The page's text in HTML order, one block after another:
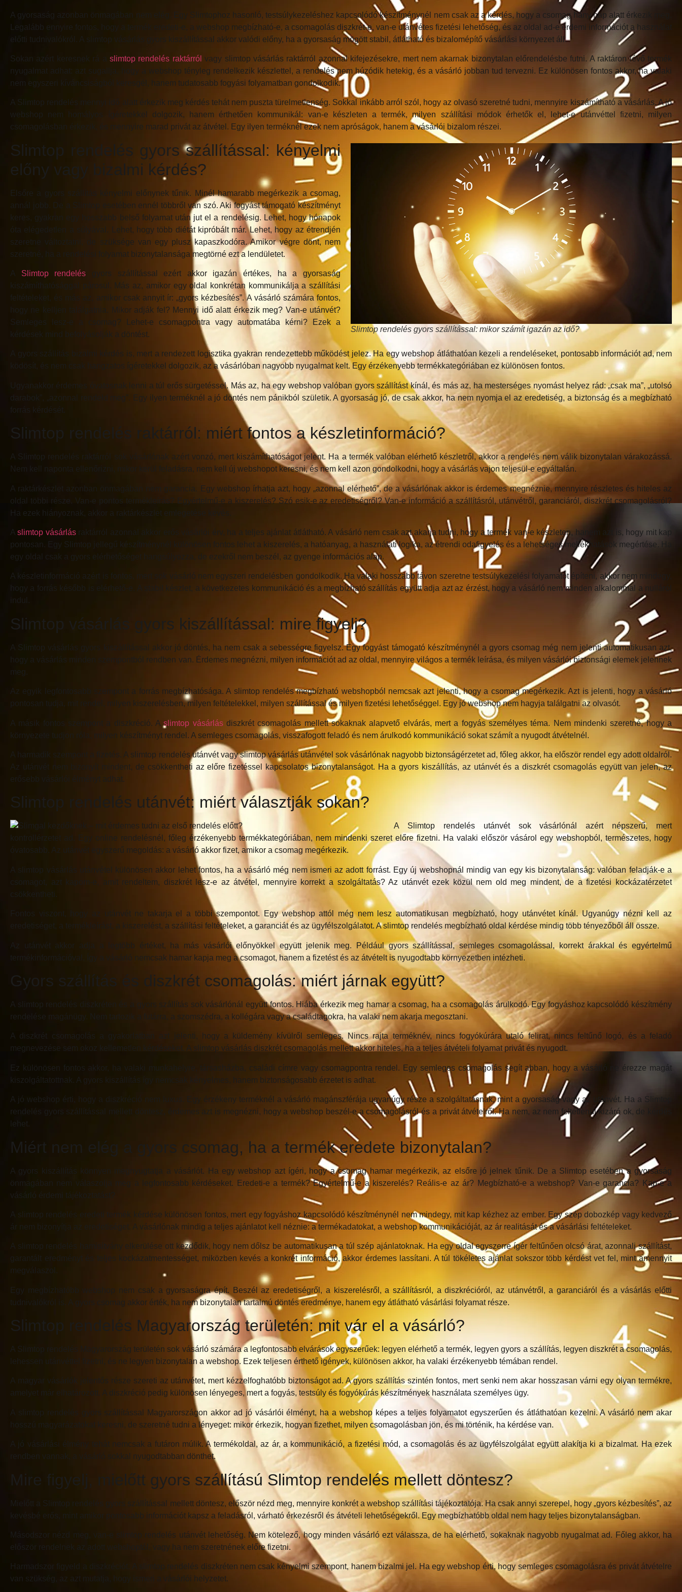
A gyorsaság azonban önmagában nem elég. Egy Slimtophoz hasonló, testsúlykezeléshez kapcsolódó készítménynél nem csak az a kérdés, hogy a csomag hány nap alatt érkezik meg.
Legalább ennyire fontos, hogy a termék eredeti-e, a webshop megbízható-e, a csomagolás diszkrét-e, van-e utánvétes fizetési lehetőség, és az oldal ad-e érdemi információt a használat
előtti tudnivalókról. A slimtop vásárlás gyors kiszállítással akkor valódi előny, ha a gyorsaság mögött stabil, átlátható és bizalomépítő vásárlási környezet áll.
Sokan azért keresnek rá a slimtop rendelés raktárról vagy slimtop vásárlás raktárról azonnal kifejezésekre, mert nem akarnak bizonytalan előrendelésbe futni. A raktáron lévő termék
nyugalmat adhat: azt sugallja, hogy a webshop tényleg rendelkezik készlettel, a rendelés nem húzódik hetekig, és a vásárló jobban tud tervezni. Ez különösen fontos akkor, ha valaki
nem egyszeri kíváncsiságból keresgél, hanem tudatosabb fogyási folyamatban gondolkodik.
A Slimtop rendelés mennyi idő alatt érkezik meg kérdés tehát nem puszta türelmetlenség. Sokkal inkább arról szól, hogy az olvasó szeretné tudni, mennyire kiszámítható a vásárlás. A jó
webshop nem homályos ígéretekkel dolgozik, hanem érthetően kommunikál: van-e készleten a termék, milyen szállítási módok érhetők el, lehet-e utánvéttel fizetni, milyen
csomagolásban érkezik, és mennyire marad privát az átvétel. Egy ilyen terméknél ezek nem apróságok, hanem a vásárlói bizalom részei.
Slimtop rendelés gyors szállítással: mikor számít igazán az idő?
Slimtop rendelés gyors szállítással: kényelmi
előny vagy bizalmi kérdés?
Elsőre a gyors szállítás kényelmi előnynek tűnik. Minél hamarabb megérkezik a csomag,
annál jobb. De a Slimtop esetében ennél többről van szó. Aki fogyást támogató készítményt
keres, gyakran egy hosszabb belső folyamat után jut el a rendelésig. Lehet, hogy hónapok
óta elégedetlen a súlyával. Lehet, hogy több diétát kipróbált már. Lehet, hogy az étrendjén
szeretne változtatni, de szüksége van egy plusz kapaszkodóra. Amikor végre dönt, nem
szeretné, ha a rendelési folyamat bizonytalansága megtörné ezt a lendületet.
A Slimtop rendelés gyors szállítással ezért akkor igazán értékes, ha a gyorsaság
kiszámíthatósággal párosul. Más az, amikor egy oldal konkrétan kommunikálja a szállítási
feltételeket, és más az, amikor csak annyit ír: „gyors kézbesítés”. A vásárló számára fontos,
hogy ne kelljen találgatnia. Mikor adják fel? Mennyi idő alatt érkezik meg? Van-e utánvét?
Semleges lesz-e a csomag? Lehet-e csomagpontra vagy automatába kérni? Ezek a
kérdések mind befolyásolják a döntést.
A gyors szállítás bizalmi kérdés is, mert a rendezett logisztika gyakran rendezettebb működést jelez. Ha egy webshop átláthatóan kezeli a rendeléseket, pontosabb információt ad, nem
ködösít, és nem csak hangzatos ígéretekkel dolgozik, az a vásárlóban nagyobb nyugalmat kelt. Egy érzékenyebb termékkategóriában ez különösen fontos.
Ugyanakkor érdemes óvatosnak lenni a túl erős sürgetéssel. Más az, ha egy webshop valóban gyors szállítást kínál, és más az, ha mesterséges nyomást helyez rád: „csak ma”, „utolsó
darabok”, „azonnal rendeld meg”. Egy ilyen terméknél a jó döntés nem pánikból születik. A gyorsaság jó, de csak akkor, ha nem nyomja el az eredetiség, a biztonság és a megbízható
forrás kérdését.
Slimtop rendelés raktárról: miért fontos a készletinformáció?
A Slimtop rendelés raktárról sok vásárlónak azért vonzó, mert kiszámíthatóságot jelent. Ha a termék valóban elérhető készletről, akkor a rendelés nem válik bizonytalan várakozássá.
Nem kell naponta ellenőrizni, mikor kerül feladásra, nem kell új webshopot keresni, és nem kell azon gondolkodni, hogy a vásárlás vajon teljesül-e egyáltalán.
A raktárkészlet azonban önmagában nem garancia. Egy webshop írhatja azt, hogy „azonnal elérhető”, de a vásárlónak akkor is érdemes megnéznie, mennyire részletes és hiteles az
oldal többi része. Van-e pontos termékleírás? Egyértelmű-e a kiszerelés? Szó esik-e az eredetiségről? Van-e információ a szállításról, utánvétről, garanciáról, diszkrét csomagolásról?
Ha ezek hiányoznak, akkor a raktárkészlet emlegetése kevés.
Aslimtop vásárlásraktárról azonnal akkor erős vásárlói érv, ha a teljes ajánlat átlátható. A vásárló nem csak azt akarja tudni, hogy a termék van-e készleten, hanem azt is, hogy mit kap
pontosan. Egy Slimtop jellegű készítménynél különösen fontos lehet a kiszerelés, a hatóanyag, a használati logika, az étrendi odafigyelés és a lehetséges mellékhatások megértése. Ha
egy oldal csak a gyors elérhetőséget hangsúlyozza, de ezekről nem beszél, az gyenge információs alap.
A készletinformáció azért is fontos, mert sok vásárló nem egyszeri rendelésben gondolkodik. Ha valaki hosszabb távon szeretne testsúlykezelési folyamatot építeni, akkor nem mindegy,
hogy a forrás később is elérhető-e. A stabil készlet, a következetes kommunikáció és a megbízható szállítás együtt adja azt az érzést, hogy a vásárló nem minden alkalommal a nulláról
indul.
Slimtop vásárlás gyors kiszállítással: mire figyelj?
A Slimtop vásárlás gyors kiszállítással akkor jó döntés, ha nem csak a sebességre figyelsz. Egy fogyást támogató készítménynél a gyors csomag még nem jelenti automatikusan azt,
hogy a vásárlás minden szempontból rendben van. Érdemes megnézni, milyen információt ad az oldal, mennyire világos a termék leírása, és milyen vásárlói biztonsági elemek jelennek
meg.
Az egyik legfontosabb szempont a forrás megbízhatósága. A slimtop rendelés megbízható webshopból nemcsak azt jelenti, hogy a csomag megérkezik. Azt is jelenti, hogy a vásárló
pontosan tudja, mit rendel, milyen kiszerelésben, milyen feltételekkel, milyen szállítással és milyen fizetési lehetőséggel. Egy jó webshop nem hagyja találgatni az olvasót.
A másik fontos szempont a diszkréció. Aslimtop vásárlásdiszkrét csomagolás mellett sokaknak alapvető elvárás, mert a fogyás személyes téma. Nem mindenki szeretné, hogy a
környezete tudjon róla, milyen készítményt rendel. A semleges csomagolás, visszafogott feladó és nem árulkodó kommunikáció sokat számít a nyugodt átvételnél.
A harmadik szempont a fizetés. A slimtop rendelés utánvét vagy slimtop vásárlás utánvétel sok vásárlónak nagyobb biztonságérzetet ad, főleg akkor, ha először rendel egy adott oldalról.
Az utánvét nem bizonyít mindent, de csökkentheti az előre fizetéssel kapcsolatos bizonytalanságot. Ha a gyors kiszállítás, az utánvét és a diszkrét csomagolás együtt van jelen, az
erősebb vásárlói élményt adhat.
Slimtop rendelés utánvét: miért választják sokan?
A Slimtop rendelés utánvét sok vásárlónál azért népszerű, mert
kontrollérzetet ad. Egy online rendelésnél, főleg érzékenyebb termékkategóriában, nem mindenki szeret előre fizetni. Ha valaki először vásárol egy webshopból, természetes, hogy
óvatosabb. Az utánvét egyszerű megoldás: a vásárló akkor fizet, amikor a csomag megérkezik.
A slimtop vásárlás utánvétel különösen akkor lehet fontos, ha a vásárló még nem ismeri az adott forrást. Egy új webshopnál mindig van egy kis bizonytalanság: valóban feladják-e a
csomagot, azt kapom-e, amit rendeltem, diszkrét lesz-e az átvétel, mennyire korrekt a szolgáltatás? Az utánvét ezek közül nem old meg mindent, de a fizetési kockázatérzetet
csökkentheti.
Fontos viszont, hogy az utánvét ne takarja el a többi szempontot. Egy webshop attól még nem lesz automatikusan megbízható, hogy utánvétet kínál. Ugyanúgy nézni kell az
eredetiséget, a termékleírást, a kiszerelést, a szállítási feltételeket, a garanciát és az ügyfélszolgálatot. A slimtop rendelés megbízható oldal kérdése mindig több tényezőből áll össze.
Az utánvét akkor adja a legtöbb értéket, ha más vásárlói előnyökkel együtt jelenik meg. Például gyors szállítással, semleges csomagolással, korrekt árakkal és egyértelmű
termékinformációval. Így a vásárló nemcsak hamar kapja meg a csomagot, hanem a fizetést és az átvételt is nyugodtabb környezetben intézheti.
Gyors szállítás és diszkrét csomagolás: miért járnak együtt?
A slimtop rendelés diszkréten és a gyors szállítás sok vásárlónál együtt fontos. Hiába érkezik meg hamar a csomag, ha a csomagolás árulkodó. Egy fogyáshoz kapcsolódó készítmény
rendelése magánügy. Nem tartozik a futárra, a szomszédra, a kollégára vagy a családtagokra, ha valaki nem akarja megosztani.
A diszkrét csomagolás a gyakorlatban azt jelenti, hogy a küldemény kívülről semleges. Nincs rajta terméknév, nincs fogyókúrára utaló felirat, nincs feltűnő logó, és a feladó
megnevezése sem okoz kellemetlen kérdéseket. A slimtop vásárlás diszkrét csomagolás mellett akkor hiteles, ha a teljes átvételi folyamat privát és nyugodt.
Ez különösen fontos akkor, ha valaki munkahelyre, társasházba, családi címre vagy csomagpontra rendel. Egy semleges csomagolás segít abban, hogy a vásárló ne érezze magát
kiszolgáltatottnak. A gyors kiszállítás így nemcsak kényelmes, hanem biztonságosabb érzetet is adhat.
A jó webshop érti, hogy a diszkréció nem luxus. Egy érzékeny terméknél a vásárló magánszférája ugyanúgy része a szolgáltatásnak, mint a gyorsaság vagy az utánvét. Ha a Slimtop
rendelés gyors szállítással mellett döntesz, érdemes azt is megnézni, hogy a webshop beszél-e a csomagolásról és a privát átvételről. Ha nem, az nem feltétlenül kizáró ok, de kérdés
lehet.
Miért nem elég a gyors csomag, ha a termék eredete bizonytalan?
A gyors kiszállítás könnyen megnyugtatja a vásárlót. Ha egy webshop azt ígéri, hogy a csomag hamar megérkezik, az elsőre jó jelnek tűnik. De a Slimtop esetében a gyorsaság
önmagában nem válaszolja meg a legfontosabb kérdéseket. Eredeti-e a termék? Egyértelmű-e a kiszerelés? Reális-e az ár? Megbízható-e a webshop? Van-e garancia? Kap-e a
vásárló érdemi tájékoztatást?
A slimtop rendelés eredeti termék kérdése különösen fontos, mert egy fogyáshoz kapcsolódó készítménynél nem mindegy, mit kap kézhez az ember. Egy szép dobozkép vagy kedvező
ár nem bizonyítja az eredetiséget. A vásárlónak mindig a teljes ajánlatot kell néznie: a termékadatokat, a webshop kommunikációját, az ár realitását és a vásárlási feltételeket.
A slimtop rendelés hamisítvány elkerülése ott kezdődik, hogy nem dőlsz be automatikusan a túl szép ajánlatoknak. Ha egy oldal egyszerre ígér feltűnően olcsó árat, azonnali szállítást,
garantált eredményt és teljes kockázatmentességet, miközben kevés a konkrét információ, akkor érdemes lassítani. A túl tökéletes ajánlat sokszor több kérdést vet fel, mint amennyit
megválaszol.
Egy megbízhatóbb webshop nem csak a gyorsaságra épít. Beszél az eredetiségről, a kiszerelésről, a szállításról, a diszkrécióról, az utánvétről, a garanciáról és a vásárlás előtti
tudnivalókról is. A gyors csomag akkor érték, ha nem bizonytalan tartalmú döntés eredménye, hanem egy átlátható vásárlási folyamat része.
Slimtop rendelés Magyarország területén: mit vár el a vásárló?
A Slimtop rendelés Magyarország területén sok vásárló számára a legfontosabb elvárások egyszerűek: legyen elérhető a termék, legyen gyors a szállítás, legyen diszkrét a csomagolás,
lehessen utánvéttel fizetni, és ne legyen bizonytalan a webshop. Ezek teljesen érthető igények, különösen akkor, ha valaki érzékenyebb témában rendel.
A magyar vásárlók jelentős része szereti az utánvétet, mert kézzelfoghatóbb biztonságot ad. A gyors szállítás szintén fontos, mert senki nem akar hosszasan várni egy olyan termékre,
amelyet már elhatározott. A diszkréció pedig különösen lényeges, mert a fogyás, testsúly és fogyókúrás készítmények használata személyes ügy.
A slimtop rendelés gyors szállítással Magyarországon akkor ad jó vásárlói élményt, ha a webshop képes a teljes folyamatot egyszerűen és átláthatóan kezelni. A vásárló nem akar
hosszú magyarázatokat keresni, de szeretné tudni a lényeget: mikor érkezik, hogyan fizethet, milyen csomagolásban jön, és mi történik, ha kérdése van.
A jó vásárlási élmény tehát nemcsak a futáron múlik. A termékoldal, az ár, a kommunikáció, a fizetési mód, a csomagolás és az ügyfélszolgálat együtt alakítja ki a bizalmat. Ha ezek
rendben vannak, a vásárló sokkal nyugodtabban dönthet.
Mire figyelj, mielőtt gyors szállítású Slimtop rendelés mellett döntesz?
Mielőtt a Slimtop rendelés gyors szállítással mellett döntesz, először nézd meg, mennyire konkrét a webshop szállítási tájékoztatója. Ha csak annyi szerepel, hogy „gyors kézbesítés”, az
kevésbé erős, mint amikor pontosabb információt kapsz a feladásról, várható érkezésről és átvételi lehetőségekről. Egy megbízhatóbb oldal nem hagy teljes bizonytalanságban.
Másodszor nézd meg, van-e slimtop rendelés utánvét lehetőség. Nem kötelező, hogy minden vásárló ezt válassza, de ha elérhető, sokaknak nagyobb nyugalmat ad. Főleg akkor, ha
először rendelnek az adott webshoptól, vagy ha nem szeretnének előre fizetni.
Harmadszor figyeld a diszkréciót. A slimtop rendelés diszkréten nem csak kényelmi szempont, hanem bizalmi jel. Ha egy webshop érti, hogy semleges csomagolásra és privát átvételre
van szükség, az azt mutatja, hogy ismeri a vásárlói helyzetet.